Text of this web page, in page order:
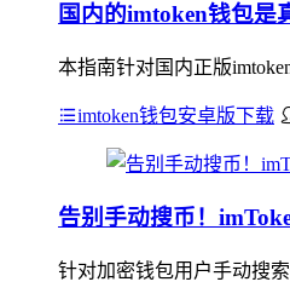
国内的imtoken钱包
本指南针对国内正版
imtoken钱包安卓版下载
告别手动搜币！
针对加密钱包用户手动搜